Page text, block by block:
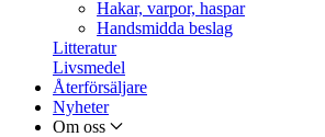
Hakar, varpor, haspar
Handsmidda beslag
Litteratur
Livsmedel
Återförsäljare
Nyheter
Om oss